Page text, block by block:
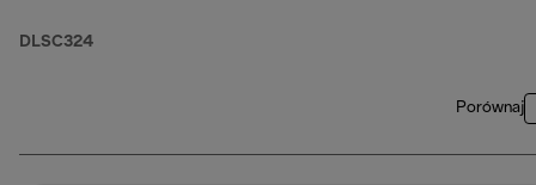
DLSC324
Porównaj